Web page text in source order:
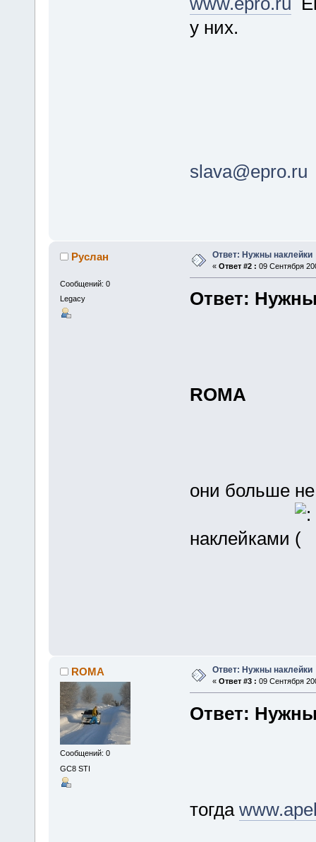
у них.
slava@epro.ru
Руслан
Сообщений: 0
Legacy
Ответ: Нужны наклейки
« Ответ #2 : 09 Сентября
Ответ:
ROMA
они больше
наклейками
ROMA
Сообщений: 0
GC8 STI
Ответ: Нужны наклейки
« Ответ #3 : 09 Сентября
Ответ:
тогда